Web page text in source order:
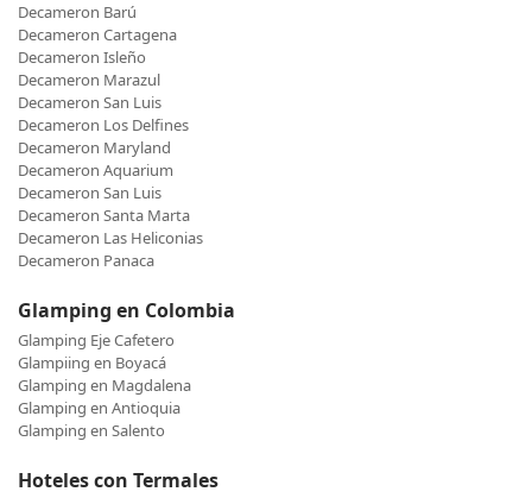
Decameron Barú
Decameron Cartagena
Decameron Isleño
Decameron Marazul
Decameron San Luis
Decameron Los Delfines
Decameron Maryland
Decameron Aquarium
Decameron San Luis
Decameron Santa Marta
Decameron Las Heliconias
Decameron Panaca
Glamping en Colombia
Glamping Eje Cafetero
Glampiing en Boyacá
Glamping en Magdalena
Glamping en Antioquia
Glamping en Salento
Hoteles con Termales